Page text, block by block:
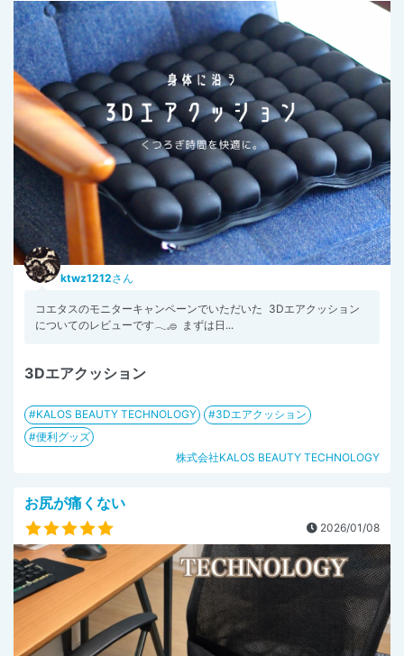
ktwz1212さん
コエタスのモニターキャンペーンでいただいた 3Dエアクッション
についてのレビューです𓂃𓈒𓐍 まずは日...
3Dエアクッション
KALOS BEAUTY TECHNOLOGY
3Dエアクッション
便利グッズ
株式会社KALOS BEAUTY TECHNOLOGY
お尻が痛くない
2026/01/08